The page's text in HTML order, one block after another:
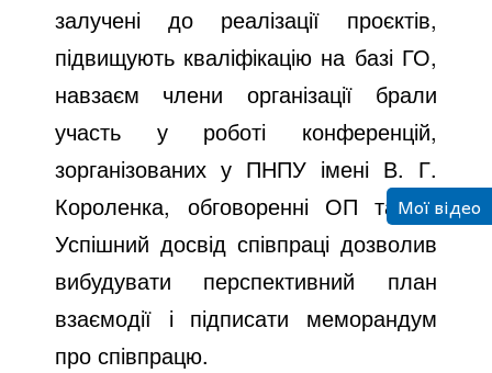
залучені до реалізації проєктів,
підвищують кваліфікацію на базі ГО,
навзаєм члени організації брали
участь у роботі конференцій,
зорганізованих у ПНПУ імені В. Г.
Короленка, обговоренні ОП та ін.
Успішний досвід співпраці дозволив
вибудувати перспективний план
взаємодії і підписати меморандум
про співпрацю.
Мої відео